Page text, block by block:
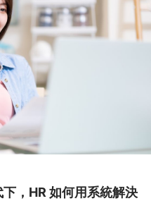
，HR 如何用系統解決